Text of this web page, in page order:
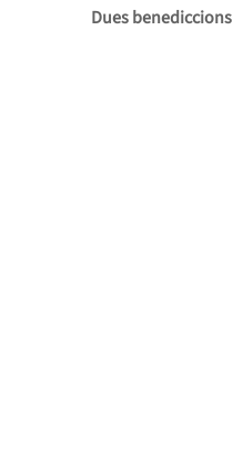
Dues benediccions